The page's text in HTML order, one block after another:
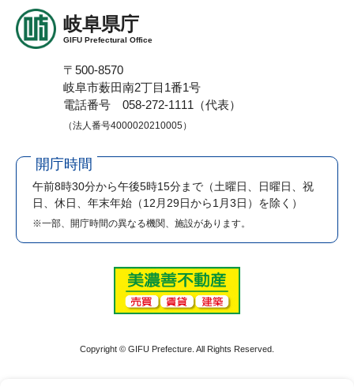
岐阜県庁
GIFU Prefectural Office
〒500-8570
岐阜市薮田南2丁目1番1号
電話番号 058-272-1111（代表）
（法人番号4000020210005）
開庁時間
午前8時30分から午後5時15分まで （土曜日、日曜日、祝
日、休日、年末年始（12月29日から1月3日）を除く）
※一部、開庁時間の異なる機関、施設があります。
Copyright © GIFU Prefecture. All Rights Reserved.